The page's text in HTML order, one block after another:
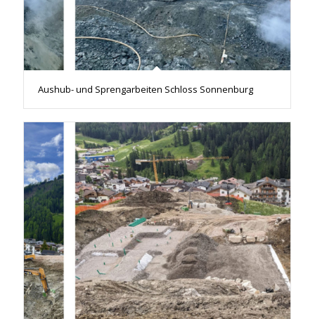
Aushub- und Sprengarbeiten Schloss Sonnenburg